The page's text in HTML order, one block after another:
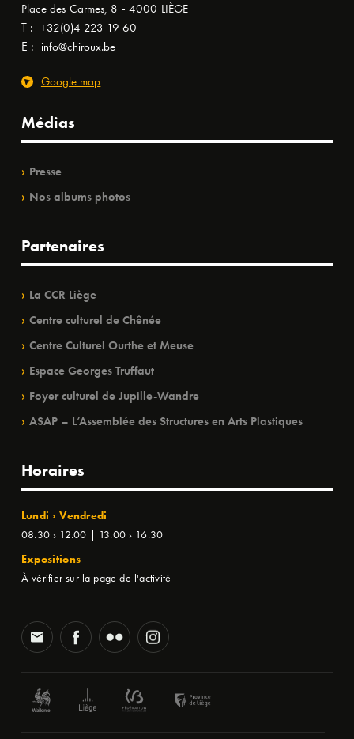
Place des Carmes, 8 - 4000 LIÈGE
T : +32(0)4 223 19 60
E : info@chiroux.be
Google map
Médias
Presse
Nos albums photos
Partenaires
La CCR Liège
Centre culturel de Chênée
Centre Culturel Ourthe et Meuse
Espace Georges Truffaut
Foyer culturel de Jupille-Wandre
ASAP – L’Assemblée des Structures en Arts Plastiques
Horaires
Lundi › Vendredi
08:30 › 12:00 | 13:00 › 16:30
Expositions
À vérifier sur la page de l'activité